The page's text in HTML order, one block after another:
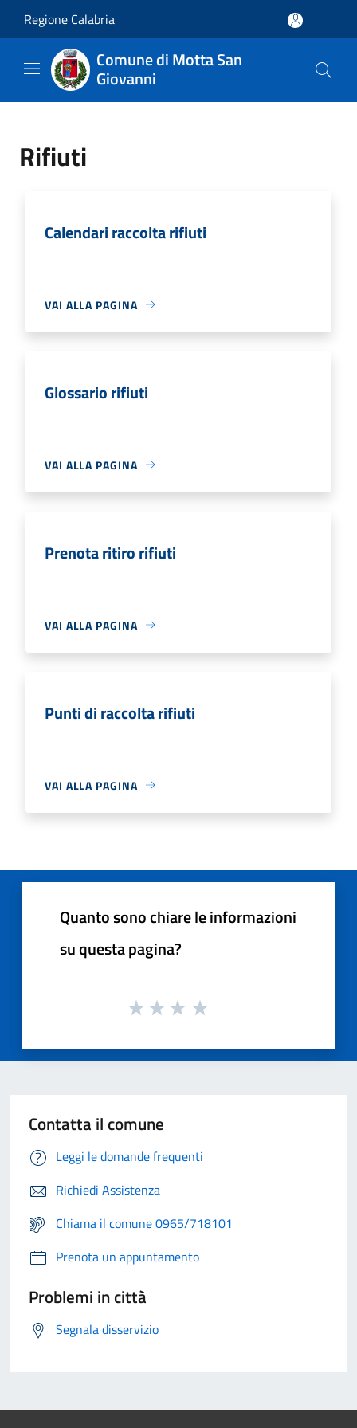
Regione Calabria
Comune di Motta San
Giovanni
Rifiuti
Calendari raccolta rifiuti
VAI ALLA PAGINA
Glossario rifiuti
VAI ALLA PAGINA
Prenota ritiro rifiuti
VAI ALLA PAGINA
Punti di raccolta rifiuti
VAI ALLA PAGINA
Quanto sono chiare le informazioni
su questa pagina?
Contatta il comune
Leggi le domande frequenti
Richiedi Assistenza
Chiama il comune 0965/718101
Prenota un appuntamento
Problemi in città
Segnala disservizio